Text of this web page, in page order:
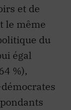
et de
le même
du
égal
%),